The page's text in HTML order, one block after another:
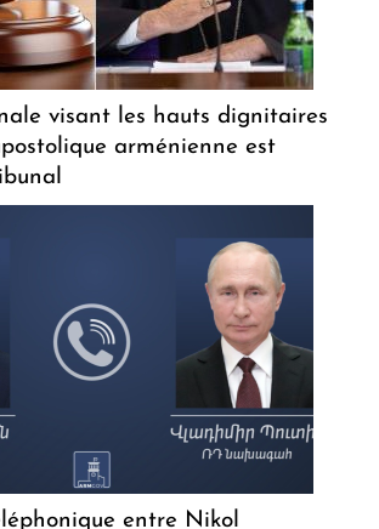
visant les hauts dignitaires
arménienne est
entre Nikol